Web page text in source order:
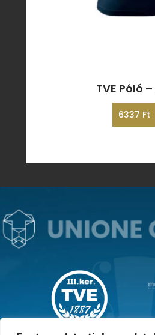
TVE Póló
6337 Ft